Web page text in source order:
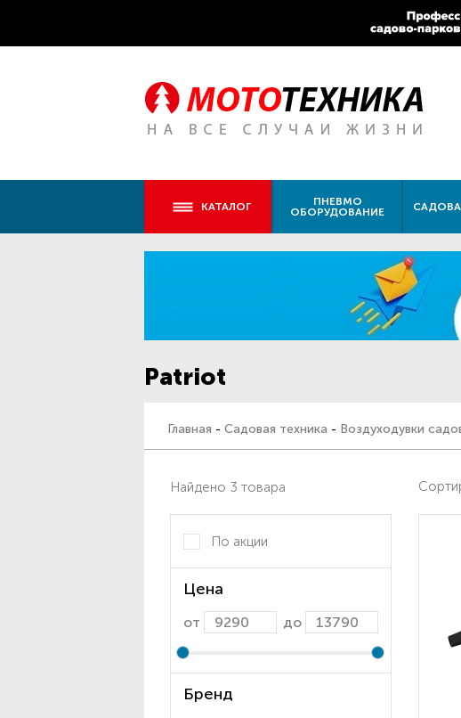
КАТАЛОГ
ПНЕВМО
ОБОРУДОВАНИЕ
Patriot
Главная - Садовая техника - Воздуходувки
Найдено 3 товара
По акции
Цена
от до
Бренд